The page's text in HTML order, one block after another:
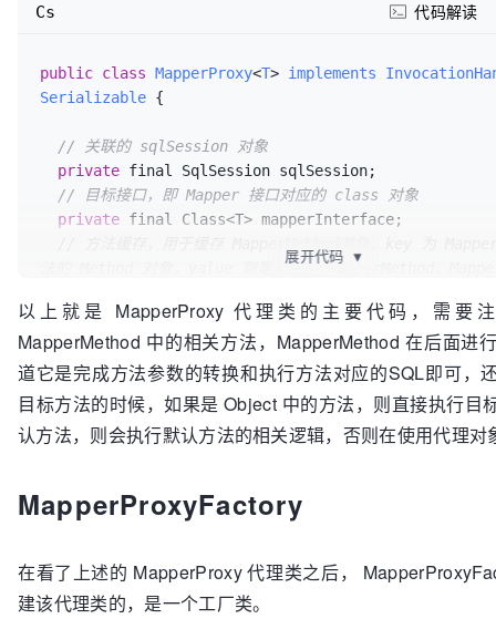
public class MapperProxy<T> implements
Serializable {
// 关联的 sqlSession 对象
private final SqlSession sqlSession;
// 目标接口，即 Mapper 接口对应的 class 对象
private final Class<T> mapperInterface;
法的 Method 对象，value 则是对应的 MapperMethod，
private final Map<Method, MapperMethod>
public MapperProxy(SqlSession sqlSession,
this.sqlSession = sqlSession;
this.mapperInterface = mapperInterface;
个invoke方法
  @Override
public Object invoke (
Cs 代码解读
展开代码 ▼
以上就是 MapperProxy 代理类的主要代码，需要
MapperMethod 中的相关方法，MapperMethod 在后面进
道它是完成方法参数的转换和执行方法对应的SQL即可，
目标方法的时候，如果是 Object 中的方法，则直接执行目
认方法，则会执行默认方法的相关逻辑，否则在使用代理对
MapperProxyFactory
在看了上述的 MapperProxy 代理类之后，
建该代理类的，是一个工厂类。